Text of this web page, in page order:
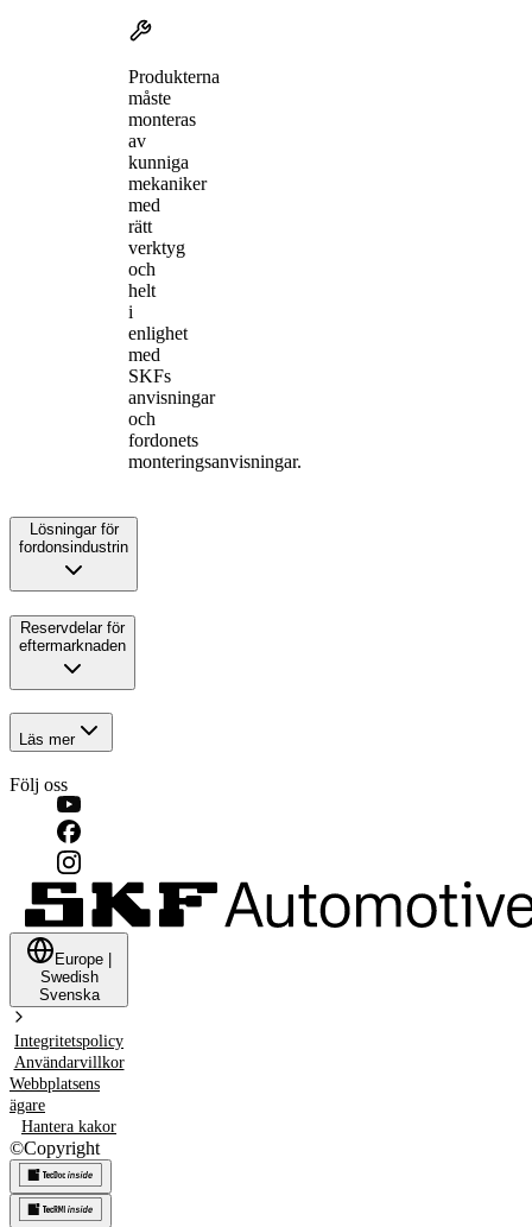
Produkterna
måste
monteras
av
kunniga
mekaniker
med
rätt
verktyg
och
helt
i
enlighet
med
SKFs
anvisningar
och
fordonets
monteringsanvisningar.
Lösningar för
fordonsindustrin
Reservdelar för
eftermarknaden
Läs mer
Följ oss
Europe
Swedish
Svenska
Integritetspolicy
Användarvillkor
Webbplatsens
ägare
Hantera kakor
©Copyright